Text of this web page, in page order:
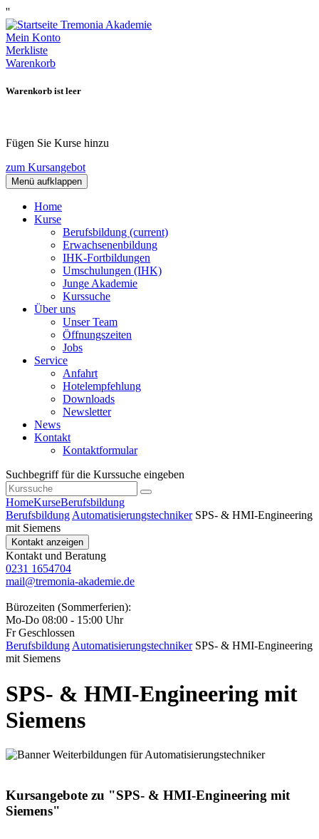
''
Mein Konto
Merkliste
Warenkorb
Warenkorb ist leer
Fügen Sie Kurse hinzu
zum Kursangebot
Menü aufklappen
Home
Kurse
Berufsbildung (current)
Erwachsenenbildung
IHK-Fortbildungen
Umschulungen (IHK)
Junge Akademie
Kurssuche
Über uns
Unser Team
Öffnungszeiten
Jobs
Service
Anfahrt
Hotelempfehlung
Downloads
Newsletter
News
Kontakt
Kontaktformular
Suchbegriff für die Kurssuche eingeben
HomeKurseBerufsbildung
Berufsbildung Automatisierungstechniker SPS‑ & HMI‑Engineering
mit Siemens
Kontakt anzeigen
Kontakt und Beratung
0231 1654704
mail@tremonia-akademie.de
Bürozeiten (Sommerferien):
Mo-Do 08:00 - 15:00 Uhr
Fr Geschlossen
Berufsbildung Automatisierungstechniker SPS‑ & HMI‑Engineering
mit Siemens
SPS‑ & HMI‑Engineering mit
Siemens
Kursangebote zu "SPS- & HMI-Engineering mit
Siemens"